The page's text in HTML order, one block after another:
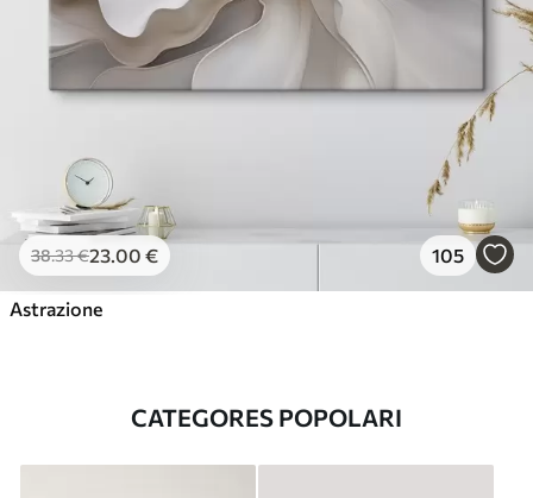
38.33€23.00 € 105
Astrazione
CATEGORES POPOLARI